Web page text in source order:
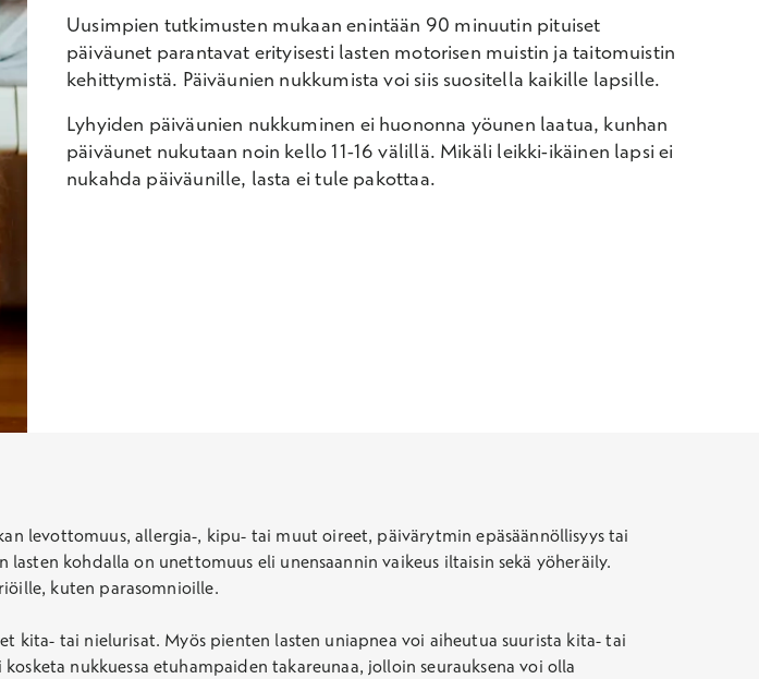
Uusimpien tutkimusten mukaan enintään 90 minuutin pituiset
päiväunet parantavat erityisesti lasten motorisen muistin ja taitomuistin
kehittymistä. Päiväunien nukkumista voi siis suositella kaikille lapsille.
Lyhyiden päiväunien nukkuminen ei huononna yöunen laatua, kunhan
päiväunet nukutaan noin kello 11-16 välillä. Mikäli leikki-ikäinen lapsi ei
nukahda päiväunille, lasta ei tule pakottaa.
levottomuus, allergia-, kipu- tai muut oireet, päivärytmin epäsäännöllisyys tai
kohdalla on unettomuus eli unensaannin vaikeus iltaisin sekä yöheräily.
kuten parasomnioille.
kita- tai nielurisat. Myös pienten lasten uniapnea voi aiheutua suurista kita- tai
nukkuessa etuhampaiden takareunaa, jolloin seurauksena voi olla